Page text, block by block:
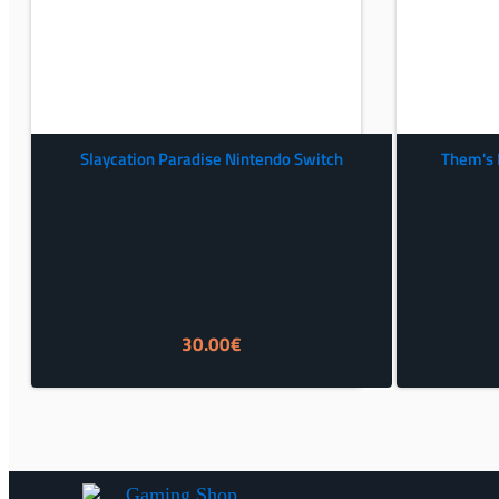
Slaycation Paradise Nintendo Switch
30.00€
Them's